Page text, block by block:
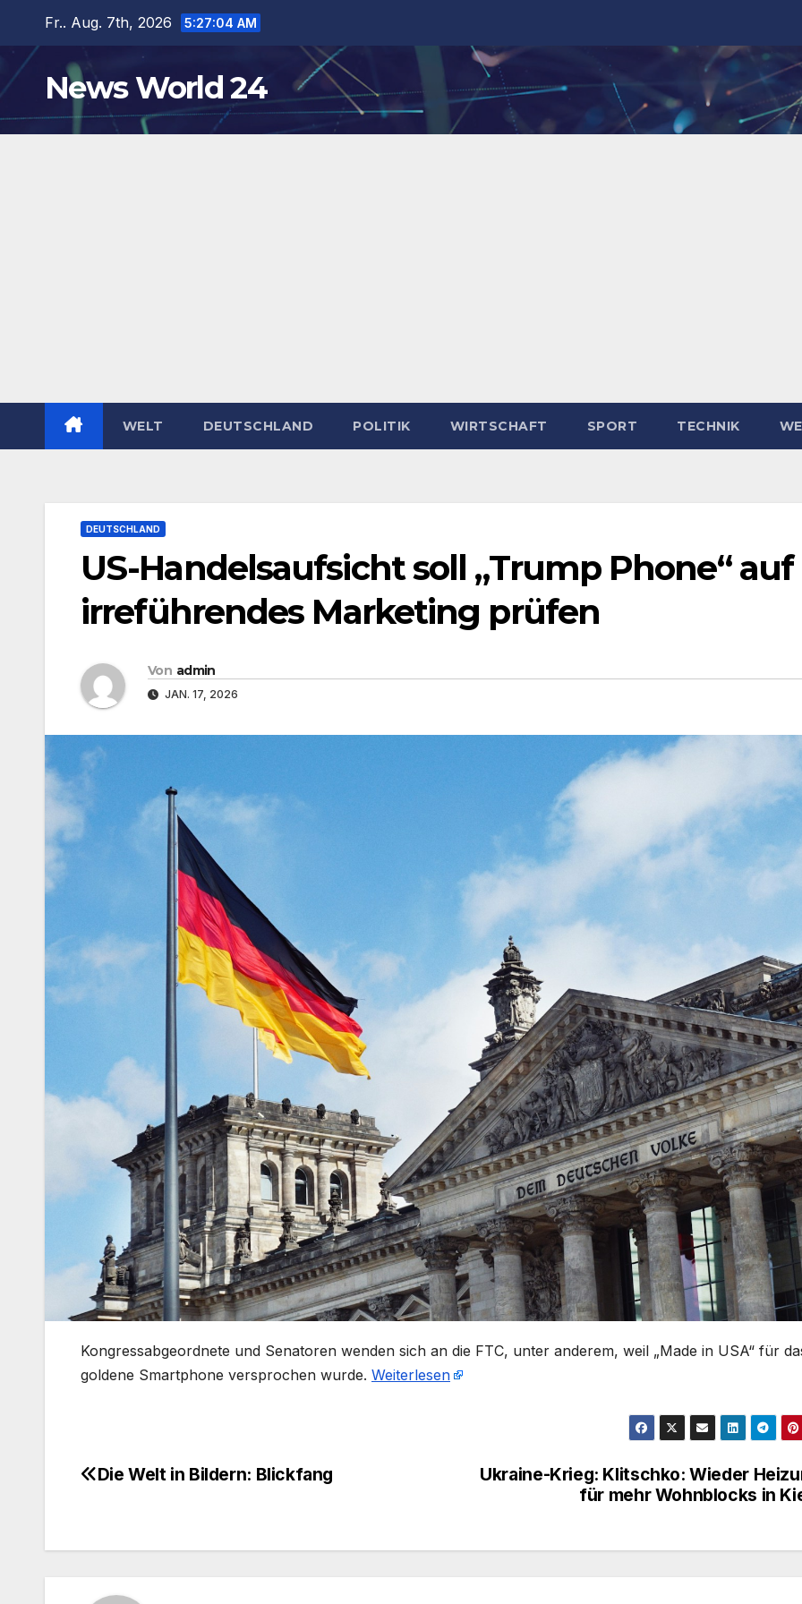
springen
Fr.. Aug. 7th, 2026 5:27:05 AM
News World 24
WELT DEUTSCHLAND POLITIK WIRTSCHAFT SPORT TECHNIK
DEUTSCHLAND
US-Handelsaufsicht soll „Trump Phone“ auf
irreführendes Marketing prüfen
Von admin
JAN. 17, 2026
​Kongressabgeordnete und Senatoren wenden sich an die FTC, unter anderem, weil „Made in USA“ für
goldene Smartphone versprochen wurde. Weiterlesen
Beitragsnavigation
Ukraine-Krieg: Klitschko: Wieder
für mehr Wohnblocks in
Die Welt in Bildern: Blickfang